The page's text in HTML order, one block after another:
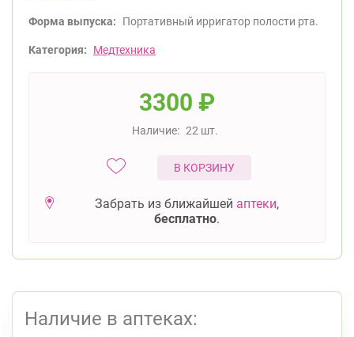
Форма выпуска: Портативный ирригатор полости рта.
Категория: Медтехника
3300 ₽
Наличие: 22 шт.
В КОРЗИНУ
Забрать из ближайшей аптеки,
бесплатно.
Наличие в аптеках: